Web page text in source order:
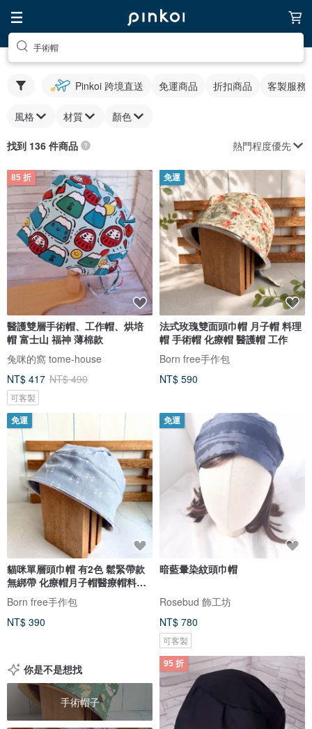
手術帽
Pinkoi 跨境直送 免運商品 折扣商品 客製服務
風格 材質 顏色
找到 136 件商品 熱門程度優先
85 折
醫護雙層手術帽、工作帽、烘培
帽 富士山 福神 薄棉款
兔咪的窩 tome-house
NT$ 417 NT$ 490
可客製
免運
法式玫瑰雙面頭巾帽 月子帽 料理
帽 手術帽 化療帽 醫護帽 工作
Born free手作包
NT$ 590
免運
貓咪單層頭巾帽 有2色 鬆緊帶款
無綁帶 化療帽月子帽醫療帽料理
帽
Born free手作包
NT$ 390
免運
暗藍暈染紋頭巾帽
Rosebud 飾工坊
NT$ 780
可客製
你是不是想找
手術帽子
95 折